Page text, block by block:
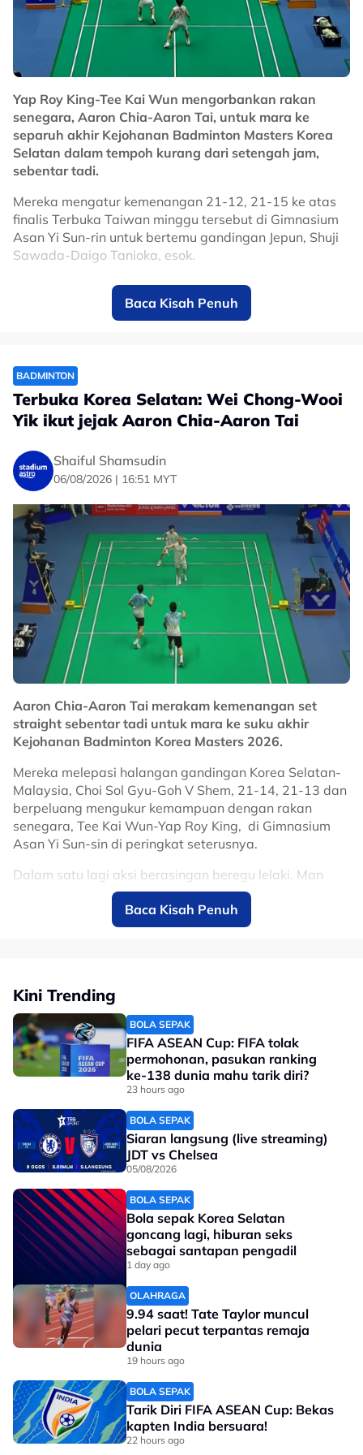
pemain sudah bersedia sepenuhnya berdepan lawan
masing-masing pada kejohanan berprestij itu.
"Kami tidak khuatir.
"Gandingan mereka sudah lama, bukannya minggu
lepas baru digandingkan kemudian tukar lagi.
"Cuma sekarang apa yang digusarkan selepas ini
adalah mengembalikan mood digandingkan.
"Dalam dua kejohanan -- Terbuka Jepun dan Terbuka
China -- permainan mereka lebih bergantung
ketangkasan individu," katanya.
No node context available.
Related Topics
Yap Roy King-Tee Kai Wun mengorbankan rakan
senegara, Aaron Chia-Aaron Tai, untuk mara ke
separuh akhir Kejohanan Badminton Masters Korea
Selatan dalam tempoh kurang dari setengah jam,
sebentar tadi.
Mereka mengatur kemenangan 21-12, 21-15 ke atas
finalis Terbuka Taiwan minggu tersebut di Gimnasium
Asan Yi Sun-rin untuk bertemu gandingan Jepun, Shuji
Sawada-Daigo Tanioka, esok.
No node context available.
Related Topics
Baca Kisah Penuh
BADMINTON
Terbuka Korea Selatan: Wei Chong-Wooi
Yik ikut jejak Aaron Chia-Aaron Tai
Shaiful Shamsudin
06/08/2026 | 16:51 MYT
Aaron Chia-Aaron Tai merakam kemenangan set
straight sebentar tadi untuk mara ke suku akhir
Kejohanan Badminton Korea Masters 2026.
Mereka melepasi halangan gandingan Korea Selatan-
Malaysia, Choi Sol Gyu-Goh V Shem, 21-14, 21-13 dan
berpeluang mengukur kemampuan dengan rakan
senegara, Tee Kai Wun-Yap Roy King, di Gimnasium
Asan Yi Sun-sin di peringkat seterusnya.
Dalam satu lagi aksi berasingan beregu lelaki, Man
Wei Chong-Soh Wooi Yik mengenepikan wakil
Singapura, Nge Joo Jie-Donovan Willard Wee 21-18,
#badminton
Baca Kisah Penuh
Kini Trending
BOLA SEPAK
FIFA ASEAN Cup: FIFA tolak
permohonan, pasukan ranking
ke-138 dunia mahu tarik diri?
23 hours ago
BOLA SEPAK
Siaran langsung (live streaming)
JDT vs Chelsea
05/08/2026
BOLA SEPAK
Bola sepak Korea Selatan
goncang lagi, hiburan seks
sebagai santapan pengadil
1 day ago
OLAHRAGA
9.94 saat! Tate Taylor muncul
pelari pecut terpantas remaja
dunia
19 hours ago
BOLA SEPAK
Tarik Diri FIFA ASEAN Cup: Bekas
kapten India bersuara!
22 hours ago